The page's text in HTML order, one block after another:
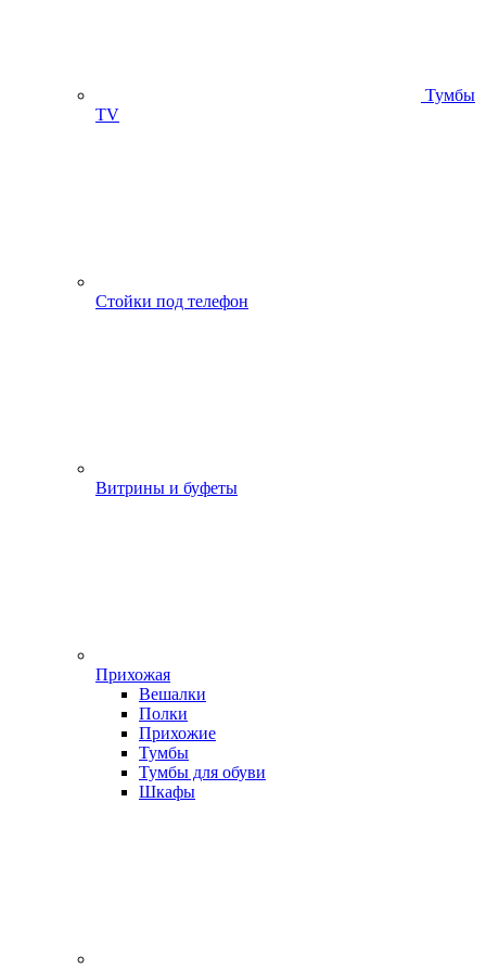
Тумбы
ТV
Стойки под телефон
Витрины и буфеты
Прихожая
Вешалки
Полки
Прихожие
Тумбы
Тумбы для обуви
Шкафы